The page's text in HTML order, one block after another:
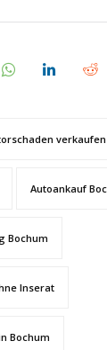
verkaufen
Autoankauf
Bochum
Inserat
Bochum